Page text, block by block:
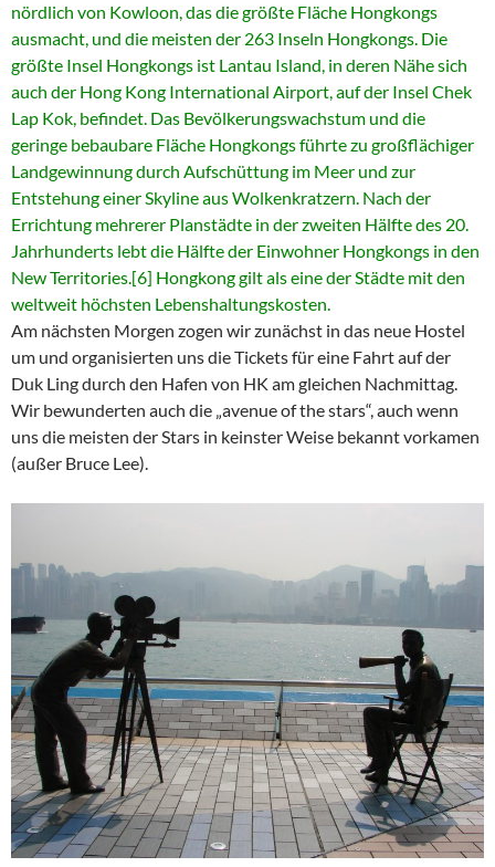
nördlich von Kowloon, das die größte Fläche Hongkongs
ausmacht, und die meisten der 263 Inseln Hongkongs. Die
größte Insel Hongkongs ist Lantau Island, in deren Nähe sich
auch der Hong Kong International Airport, auf der Insel Chek
Lap Kok, befindet. Das Bevölkerungswachstum und die
geringe bebaubare Fläche Hongkongs führte zu großflächiger
Landgewinnung durch Aufschüttung im Meer und zur
Entstehung einer Skyline aus Wolkenkratzern. Nach der
Errichtung mehrerer Planstädte in der zweiten Hälfte des 20.
Jahrhunderts lebt die Hälfte der Einwohner Hongkongs in den
New Territories.[6] Hongkong gilt als eine der Städte mit den
weltweit höchsten Lebenshaltungskosten.
Am nächsten Morgen zogen wir zunächst in das neue Hostel
um und organisierten uns die Tickets für eine Fahrt auf der
Duk Ling durch den Hafen von HK am gleichen Nachmittag.
Wir bewunderten auch die „avenue of the stars“, auch wenn
uns die meisten der Stars in keinster Weise bekannt vorkamen
(außer Bruce Lee).